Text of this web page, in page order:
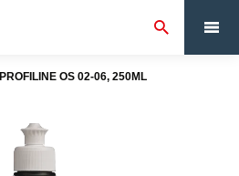
PROFILINE OS 02-06, 250ML